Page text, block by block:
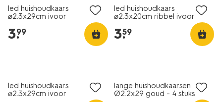
led huishoudkaars
⌀2.3x29cm ivoor
3.
99
led huishoudkaars
⌀2.3x20cm ribbel ivoor
3.
59
led huishoudkaars
⌀2.3x29cm ivoor
lange huishoudkaarsen
Ø2.2x29 goud - 4 stuks